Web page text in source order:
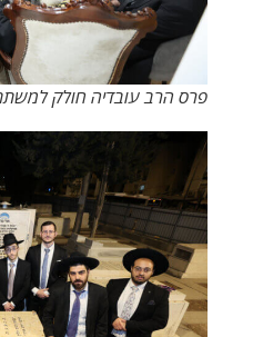
פרס הרב עובדיה חולק למשתתפים